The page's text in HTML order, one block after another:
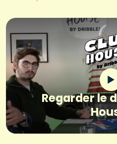
Regarder le